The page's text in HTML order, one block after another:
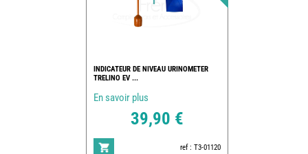
INDICATEUR DE NIVEAU URINOMETER
TRELINO EV ...
En savoir plus
39,90 €
ref : T3-01120